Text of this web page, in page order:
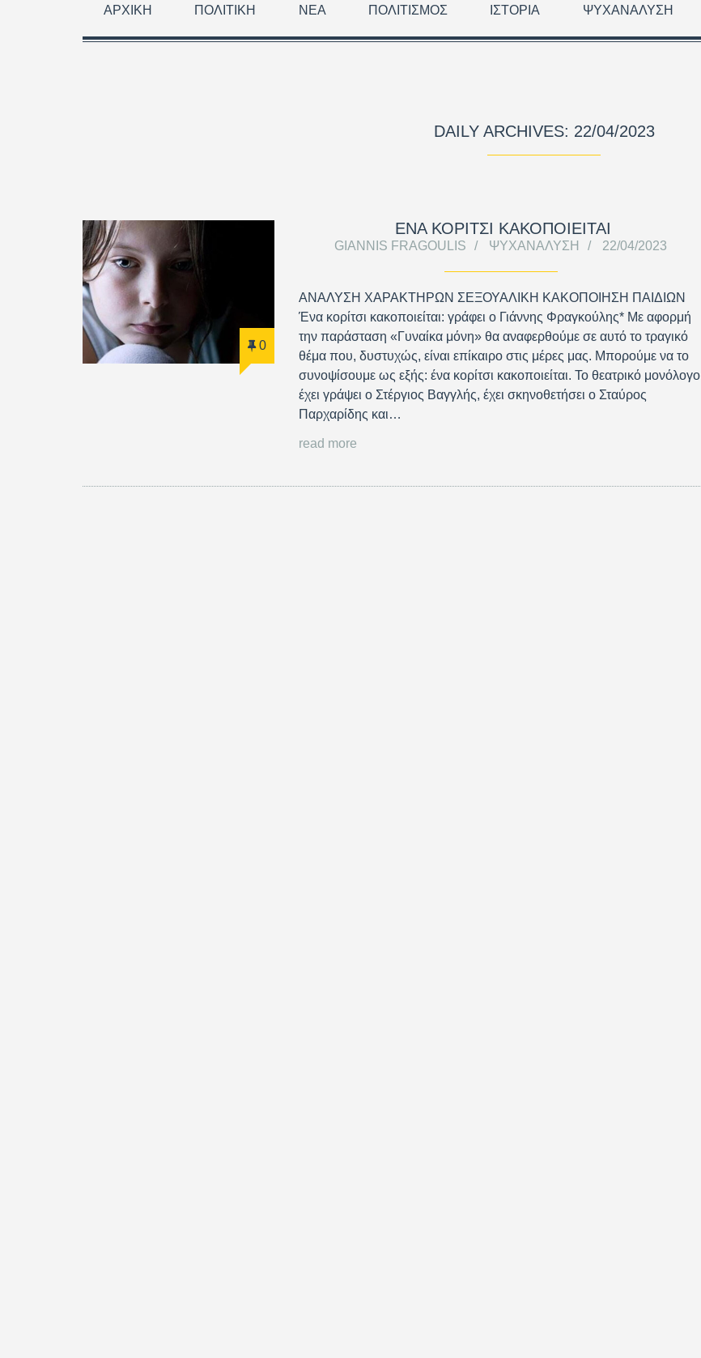
ΑΡΧΙΚΉ ΠΟΛΙΤΙΚΉ ΝΈΑ ΠΟΛΙΤΙΣΜΌΣ ΙΣΤΟΡΊΑ ΨΥΧΑΝΆΛΥΣΗ
DAILY ARCHIVES: 22/04/2023
0
ΕΝΑ ΚΟΡΙΤΣΙ ΚΑΚΟΠΟΙΕΙΤΑΙ
GIANNIS FRAGOULIS ΨΥΧΑΝΆΛΥΣΗ 22/04/2023
ΑΝΑΛΥΣΗ ΧΑΡΑΚΤΗΡΩΝ ΣΕΞΟΥΑΛΙΚΗ ΚΑΚΟΠΟΙΗΣΗ ΠΑΙΔΙΩΝ
Ένα κορίτσι κακοποιείται: γράφει ο Γιάννης Φραγκούλης* Με αφορμή
την παράσταση «Γυναίκα μόνη» θα αναφερθούμε σε αυτό το τραγικό
θέμα που, δυστυχώς, είναι επίκαιρο στις μέρες μας. Μπορούμε να το
συνοψίσουμε ως εξής: ένα κορίτσι κακοποιείται. Το θεατρικό μονόλογο
έχει γράψει ο Στέργιος Βαγγλής, έχει σκηνοθετήσει ο Σταύρος
Παρχαρίδης και…
read more